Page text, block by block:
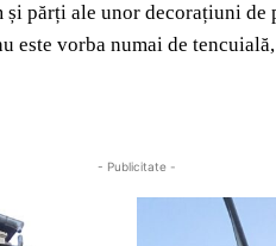
și părți ale unor decorațiuni
este vorba numai de
- Publicitate -